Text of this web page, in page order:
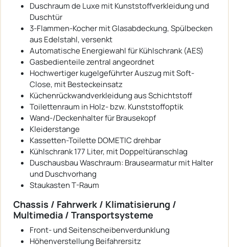
Duschraum de Luxe mit Kunststoffverkleidung und
Duschtür
3-Flammen-Kocher mit Glasabdeckung, Spülbecken
aus Edelstahl, versenkt
Automatische Energiewahl für Kühlschrank (AES)
Gasbedienteile zentral angeordnet
Hochwertiger kugelgeführter Auszug mit Soft-
Close, mit Besteckeinsatz
Küchenrückwandverkleidung aus Schichtstoff
Toilettenraum in Holz- bzw. Kunststoffoptik
Wand-/Deckenhalter für Brausekopf
Kleiderstange
Kassetten-Toilette DOMETIC drehbar
Kühlschrank 177 Liter, mit Doppeltüranschlag
Duschausbau Waschraum: Brausearmatur mit Halter
und Duschvorhang
Staukasten T-Raum
Chassis / Fahrwerk / Klimatisierung /
Multimedia / Transportsysteme
Front- und Seitenscheibenverdunklung
Höhenverstellung Beifahrersitz